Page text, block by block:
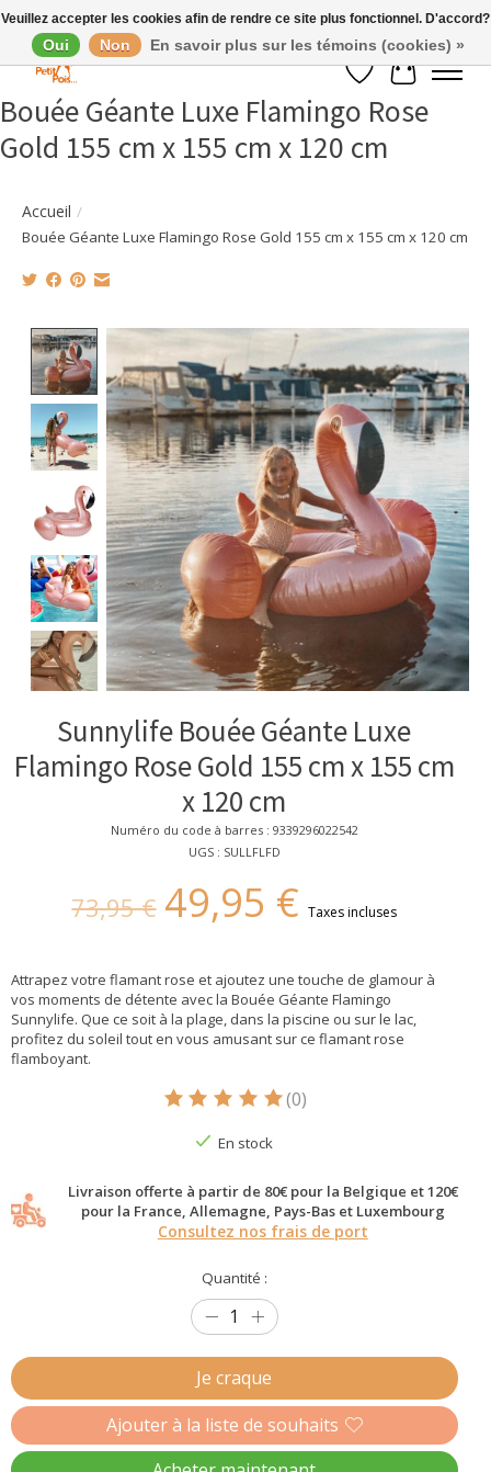
Liste de souhaits
Panier
Bouée Géante Luxe Flamingo Rose
Gold 155 cm x 155 cm x 120 cm
Accueil /
Bouée Géante Luxe Flamingo Rose Gold 155 cm x 155 cm x 120 cm
Product image slideshow Items
Sunnylife Bouée Géante Luxe
Flamingo Rose Gold 155 cm x 155 cm
x 120 cm
Numéro du code à barres : 9339296022542
UGS : SULLFLFD
73,95 € 49,95 € Taxes incluses
Attrapez votre flamant rose et ajoutez une touche de glamour à
vos moments de détente avec la Bouée Géante Flamingo
Sunnylife. Que ce soit à la plage, dans la piscine ou sur le lac,
profitez du soleil tout en vous amusant sur ce flamant rose
flamboyant.
Ce produit est évalué à
(0)
En stock
Livraison offerte à partir de 80€ pour la Belgique et 120€
pour la France, Allemagne, Pays-Bas et Luxembourg
Consultez nos frais de port
Quantité :
Je craque
Ajouter à la liste de souhaits
Veuillez accepter les cookies afin de rendre ce site plus fonctionnel. D'accord?
Oui Non En savoir plus sur les témoins (cookies) »